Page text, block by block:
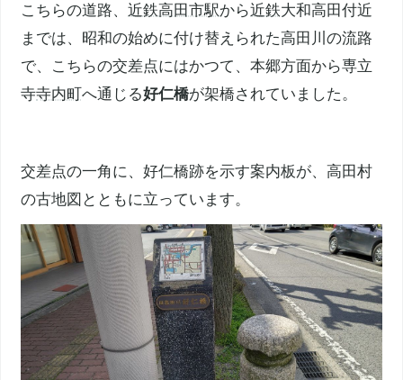
こちらの道路、近鉄高田市駅から近鉄大和高田付近
までは、昭和の始めに付け替えられた高田川の流路
で、こちらの交差点にはかつて、本郷方面から専立
寺寺内町へ通じる好仁橋が架橋されていました。
交差点の一角に、好仁橋跡を示す案内板が、高田村
の古地図とともに立っています。